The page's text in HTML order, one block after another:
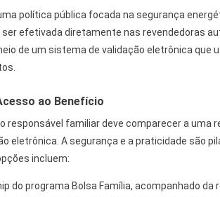
política pública focada na segurança
efetivada diretamente nas revendedoras
de um sistema de validação eletrônica que
ao Benefício
responsável familiar deve comparecer a uma
eletrônica. A segurança e a praticidade são
incluem:
do programa Bolsa Família, acompanhado da